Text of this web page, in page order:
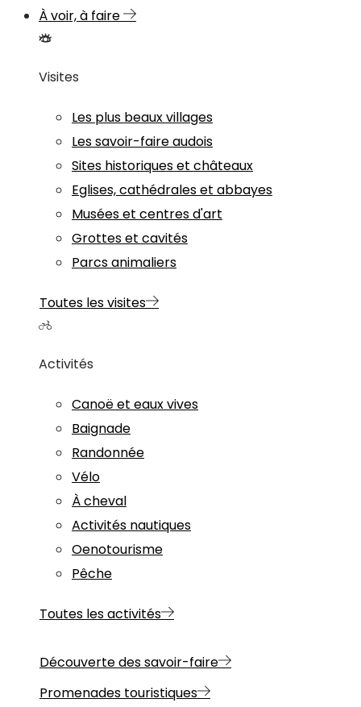
À voir, à faire
Visites
Les plus beaux villages
Les savoir-faire audois
Sites historiques et châteaux
Eglises, cathédrales et abbayes
Musées et centres d'art
Grottes et cavités
Parcs animaliers
Toutes les visites
Activités
Canoë et eaux vives
Baignade
Randonnée
Vélo
À cheval
Activités nautiques
Oenotourisme
Pêche
Toutes les activités
Découverte des savoir-faire
Promenades touristiques